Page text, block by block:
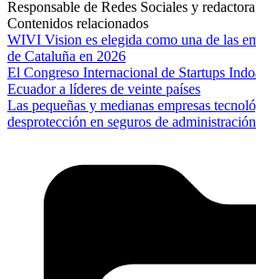
Responsable de Redes Sociales y
Contenidos relacionados
WIVI Vision es elegida como una de las
de Cataluña en 2026
El Congreso Internacional de Startups
Ecuador a líderes de veinte países
Las pequeñas y medianas empresas
desprotección en seguros de